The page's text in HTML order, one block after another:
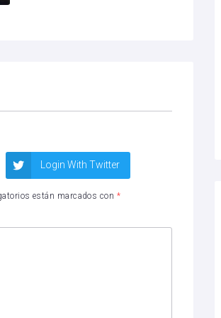
Login With Twitter
están marcados con *